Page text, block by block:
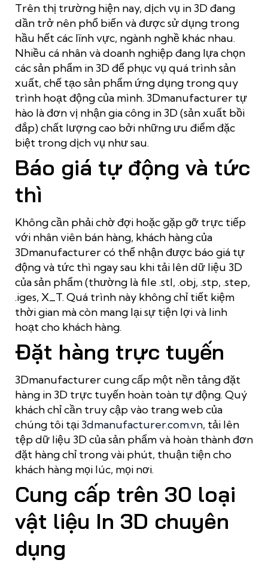
Trên thị trường hiện nay, dịch vụ in 3D đang
dần trở nên phổ biến và được sử dụng trong
hầu hết các lĩnh vực, ngành nghề khác nhau.
Nhiều cá nhân và doanh nghiệp đang lựa chọn
các sản phẩm in 3D để phục vụ quá trình sản
xuất, chế tạo sản phẩm ứng dụng trong quy
trình hoạt động của mình. 3Dmanufacturer tự
hào là đơn vị nhận gia công in 3D (sản xuất bồi
đắp) chất lượng cao bởi những ưu điểm đặc
biệt trong dịch vụ như sau.
Báo giá tự động và tức
thì
Không cần phải chờ đợi hoặc gặp gỡ trực tiếp
với nhân viên bán hàng, khách hàng của
3Dmanufacturer có thể nhận được báo giá tự
động và tức thì ngay sau khi tải lên dữ liệu 3D
của sản phẩm (thường là file .stl, .obj, .stp, .step,
.iges, X_T. Quá trình này không chỉ tiết kiệm
thời gian mà còn mang lại sự tiện lợi và linh
hoạt cho khách hàng.
Đặt hàng trực tuyến
3Dmanufacturer cung cấp một nền tảng đặt
hàng in 3D trực tuyến hoàn toàn tự động. Quý
khách chỉ cần truy cập vào trang web của
chúng tôi tại3dmanufacturer.com.vn, tải lên
tệp dữ liệu 3D của sản phẩm và hoàn thành đơn
đặt hàng chỉ trong vài phút, thuận tiện cho
khách hàng mọi lúc, mọi nơi.
Cung cấp trên 30 loại
vật liệu In 3D chuyên
dụng